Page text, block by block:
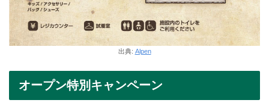
出典: Alpen
オープン特別キャンペーン